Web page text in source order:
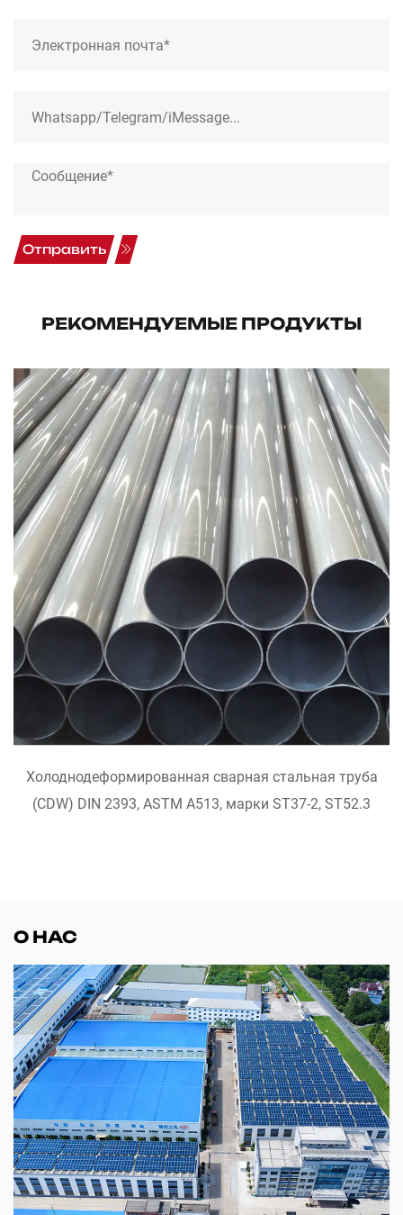
Отправить
РЕКОМЕНДУЕМЫЕ ПРОДУКТЫ
БЫСТРЫЙ ПРОСМОТР
Холоднодеформированная сварная стальная труба
(CDW) DIN 2393, ASTM A513, марки ST37-2, ST52.3
О НАС